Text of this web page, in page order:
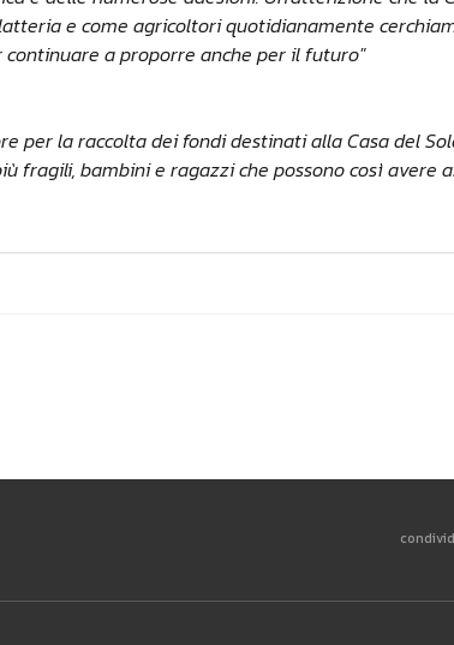
e come agricoltori quotidianamente
a proporre anche per il futuro"
per la raccolta dei fondi destinati alla Casa del
bambini e ragazzi che possono così avere